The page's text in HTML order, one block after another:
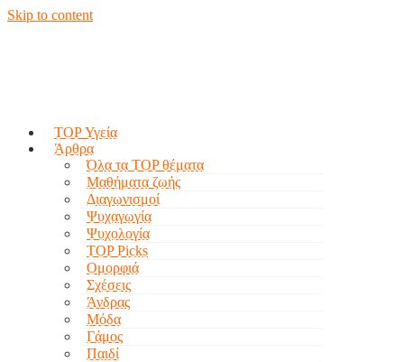
Skip to content
TOP Υγεία
Άρθρα
Όλα τα TOP θέματα
Μαθήματα ζωής
Διαγωνισμοί
Ψυχαγωγία
Ψυχολογία
TOP Picks
Ομορφιά
Σχέσεις
Άνδρας
Μόδα
Γάμος
Παιδί